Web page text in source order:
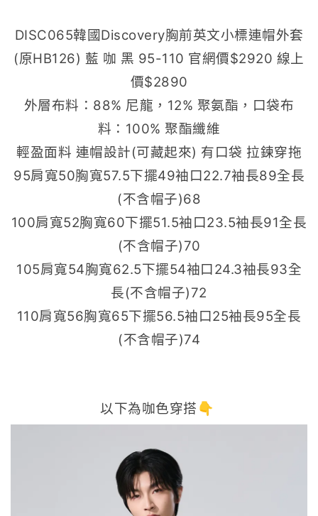
DISC065韓國Discovery胸前英文小標連帽外套
(原HB126) 藍 咖 黑 95-110 官網價$2920 線上
價$2890
外層布料：88% 尼龍，12% 聚氨酯，口袋布
料：100% 聚酯纖維
輕盈面料 連帽設計(可藏起來) 有口袋 拉鍊穿拖
95肩寬50胸寬57.5下擺49袖口22.7袖長89全長
(不含帽子)68
100肩寬52胸寬60下擺51.5袖口23.5袖長91全長
(不含帽子)70
105肩寬54胸寬62.5下擺54袖口24.3袖長93全
長(不含帽子)72
110肩寬56胸寬65下擺56.5袖口25袖長95全長
(不含帽子)74
以下為咖色穿搭👇